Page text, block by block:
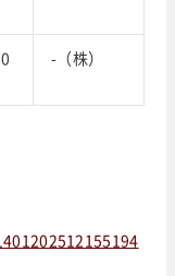
-（株）